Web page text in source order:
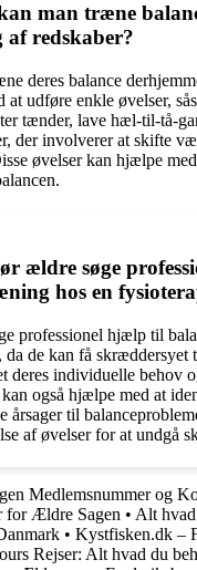
man træne
af redskaber?
deres balance
at udføre enkle øvelser,
tænder, lave hæl-til-tå-
der involverer at skifte
øvelser kan hjælpe
ældre søge
hos en
professionel hjælp til
da de kan få skræddersyet
deres individuelle behov
også hjælpe med at
årsager til
af øvelser for at undgå
Medlemsnummer og
for Ældre Sagen • Alt
• Kystfisken.dk –
Rejser: Alt hvad du